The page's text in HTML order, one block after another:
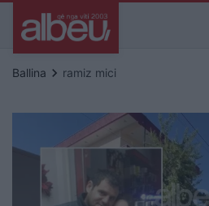
Ballina keyboard_arrow_right ramiz mici